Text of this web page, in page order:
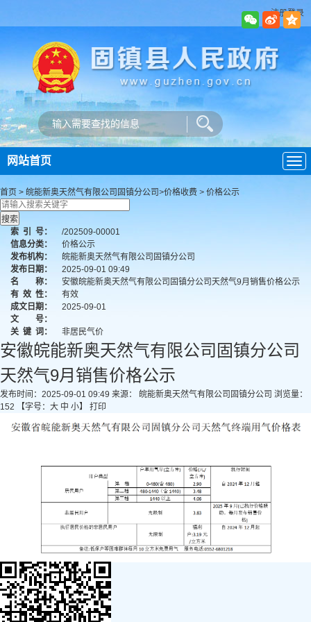
注册登录
导
航
网站首页
首页 > 皖能新奥天然气有限公司固镇分公司 >价格收费 > 价格公示
索 引 号：
/202509-00001
信息分类：
价格公示
发布机构：
皖能新奥天然气有限公司固镇分公司
发布日期：
2025-09-01 09:49
名 称：
安徽皖能新奥天然气有限公司固镇分公司天然气9月销售价格公示
有 效 性：
有效
成文日期：
2025-09-01
文 号：
关 键 词： 非居民气价
安徽皖能新奥天然气有限公司固镇分公司
天然气9月销售价格公示
发布时间：2025-09-01 09:49 来源： 皖能新奥天然气有限公司固镇分公司 浏览量：
152
【字号： 大 中 小】 打印